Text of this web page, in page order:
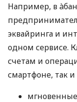
Например, в
эквайринга и
одном сервисе.
счетам и
смартфоне, так